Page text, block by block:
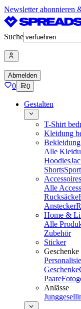
Newsletter abonnieren
Suche
Abmelden
0 0
Gestalten
T-Shirt
Kleidung
Bekleidung
Alle
Hoodies
Shorts
Accessoires
Alle
Rucksäcke
Anstecker
Home &
Alle
Zubehör
Sticker
Geschenke
Geschenke
Paare
Anlässe